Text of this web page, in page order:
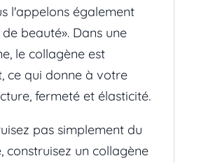
l'appelons également
beauté». Dans une
le collagène est
ce qui donne à votre
fermeté et élasticité.
pas simplement du
construisez un collagène